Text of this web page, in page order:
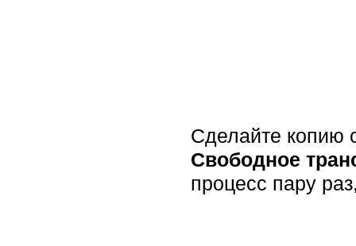
Сделайте копию
Свободное
процесс пару